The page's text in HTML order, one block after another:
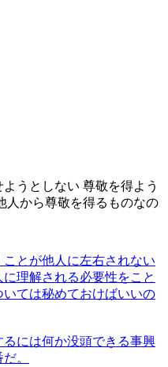
うとしない 尊敬を得よう
人から尊敬を得るものなの
とが他人に左右されない
理解される必要性をこと
ては秘めておけばいいの
には何か没頭できる事興
。